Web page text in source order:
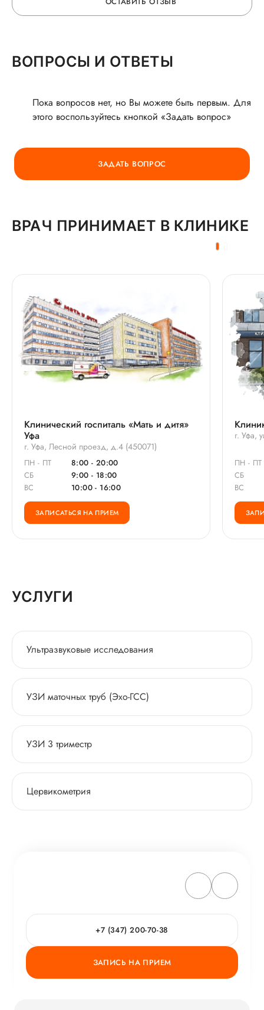
грамотность и опыт.
ГОРЯЧАЯ ЛИНИЯ КАЧЕСТВА
ВОПРОСЫ И ОТВЕТЫ
Пока вопросов нет, но Вы можете быть первым. Для
этого воспользуйтесь кнопкой «Задать вопрос»
ЗАДАТЬ ВОПРОС
ВРАЧ ПРИНИМАЕТ В КЛИНИКЕ
Клинический госпиталь «Мать и дитя»
Уфа
г. Уфа, Лесной проезд, д.4 (450071)
ПН - ПТ
8:00 - 20:00
СБ
9:00 - 18:00
ВС
10:00 - 16:00
ЗАПИСАТЬСЯ НА ПРИЕМ
г. Уфа,
ПН - ПТ
СБ
ВС
УСЛУГИ
Ультразвуковые исследования
УЗИ маточных труб (Эхо-ГСС)
УЗИ 3 триместр
Цервикометрия
+7 (347) 200-70-38
ЗАПИСЬ НА ПРИЕМ